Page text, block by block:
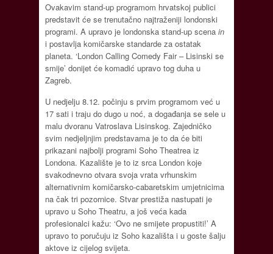
Ovakavim stand-up programom hrvatskoj publici
predstavit će se trenutačno najtraženiji londonski
programi. A upravo je londonska stand-up scena in
i postavlja komičarske standarde za ostatak
planeta. ‘London Calling Comedy Fair – Lisinski se
smije’ donijet će komadić upravo tog duha u
Zagreb.
U nedjelju 8.12. počinju s prvim programom već u
17 sati i traju do dugo u noć, a događanja se sele u
malu dvoranu Vatroslava Lisinskog. Zajedničko
svim nedjeljnjim predstavama je to da će biti
prikazani najbolji programi Soho Theatrea iz
Londona. Kazalište je to iz srca London koje
svakodnevno otvara svoja vrata vrhunskim
alternativnim komičarsko-cabaretskim umjetnicima
na čak tri pozornice. Stvar prestiža nastupati je
upravo u Soho Theatru, a još veća kada
profesionalci kažu: ‘Ovo ne smijete propustiti!’ A
upravo to poručuju iz Soho kazališta i u goste šalju
aktove iz cijelog svijeta.